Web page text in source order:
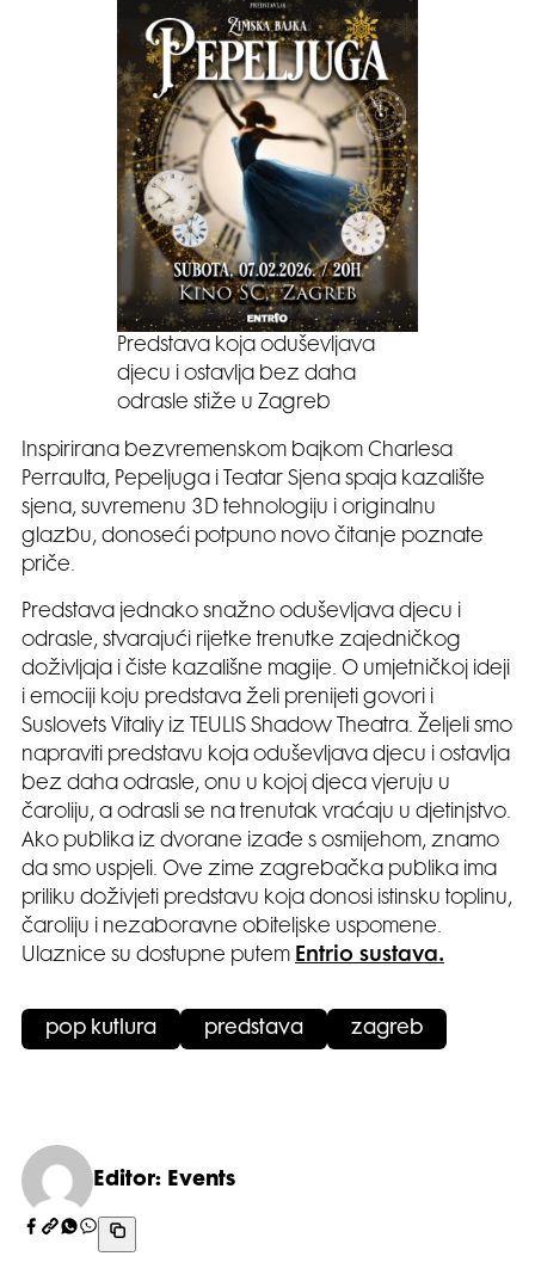
Predstava koja oduševljava
djecu i ostavlja bez daha
odrasle stiže u Zagreb
Inspirirana bezvremenskom bajkom Charlesa
Perraulta, Pepeljuga i Teatar Sjena spaja kazalište
sjena, suvremenu 3D tehnologiju i originalnu
glazbu, donoseći potpuno novo čitanje poznate
priče.
Predstava jednako snažno oduševljava djecu i
odrasle, stvarajući rijetke trenutke zajedničkog
doživljaja i čiste kazališne magije. O umjetničkoj ideji
i emociji koju predstava želi prenijeti govori i
Suslovets Vitaliy iz TEULIS Shadow Theatra. Željeli smo
napraviti predstavu koja oduševljava djecu i ostavlja
bez daha odrasle, onu u kojoj djeca vjeruju u
čaroliju, a odrasli se na trenutak vraćaju u djetinjstvo.
Ako publika iz dvorane izađe s osmijehom, znamo
da smo uspjeli. Ove zime zagrebačka publika ima
priliku doživjeti predstavu koja donosi istinsku toplinu,
čaroliju i nezaboravne obiteljske uspomene.
Ulaznice su dostupne putem Entrio sustava.
pop kutlura predstava zagreb
Editor: Events